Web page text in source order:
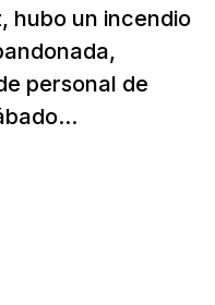
hubo un incendio
personal de